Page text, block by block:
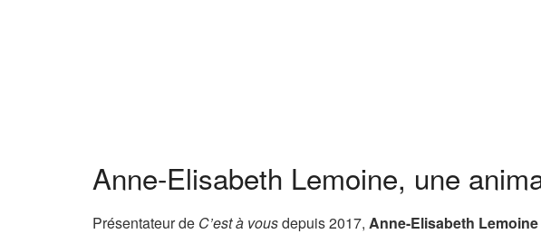
Anne-Elisabeth Lemoine, une
Présentateur de C’est à vousdepuis 2017, Anne-Elisabeth Lemoine